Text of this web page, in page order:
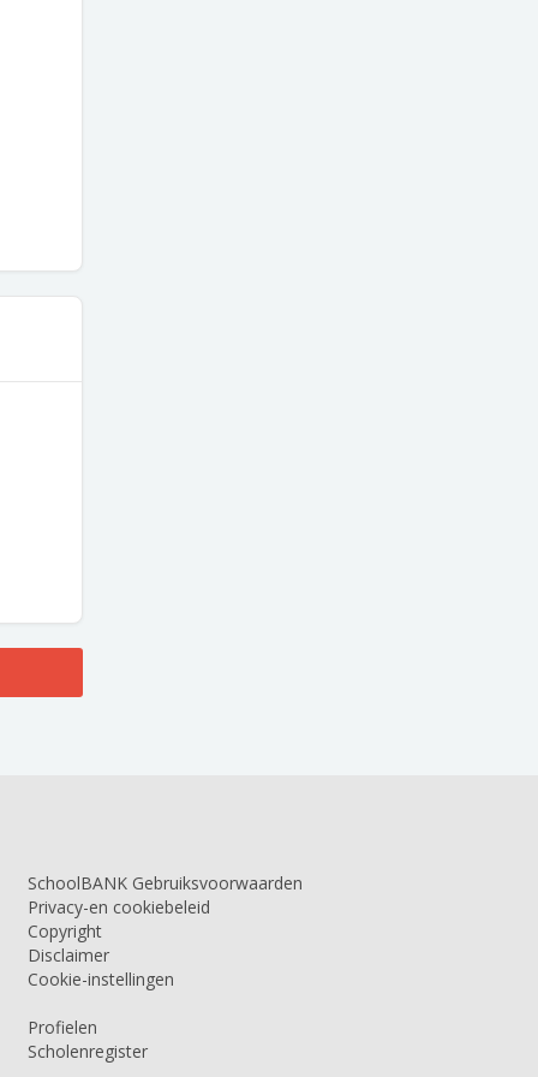
SchoolBANK Gebruiksvoorwaarden
Privacy-en cookiebeleid
Copyright
Disclaimer
Cookie-instellingen
Profielen
Scholenregister